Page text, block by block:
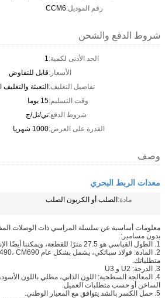
رقم الموديل:CCM6
شروط الدفع والشحن
الحد الأدنى لكمية:1
الأسعار:قابل للتفاوض
تفاصيل التغليف:التعبئة والتغليف
وقت التسليم:15 يوما
شروط الدفع:تي/تل/ج
القدرة على العرض:1000 شهريا
وصف
معدات الربط البحري
مادة:الصلب أو الكربون الصلب
بدون مسامير:
1. الطول القياسي هو 27.5 مترًا للقطعة، ويمكننا أيضًا الإنتاج حسب متطلباتك.
متطلباتك.
3. الدرجة: U2 و U3
4. المعالجة السطحية: اللون الذاتي، مطلي باللون
الساخن أو حسب متطلبات العميل.
5. حمل الكسر بالشد يتوافق مع المعيار الوطني.